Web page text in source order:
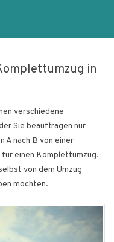
in
verschiedene
Sie beauftragen nur
A nach B von einer
einen Komplettumzug.
von dem Umzug
möchten.